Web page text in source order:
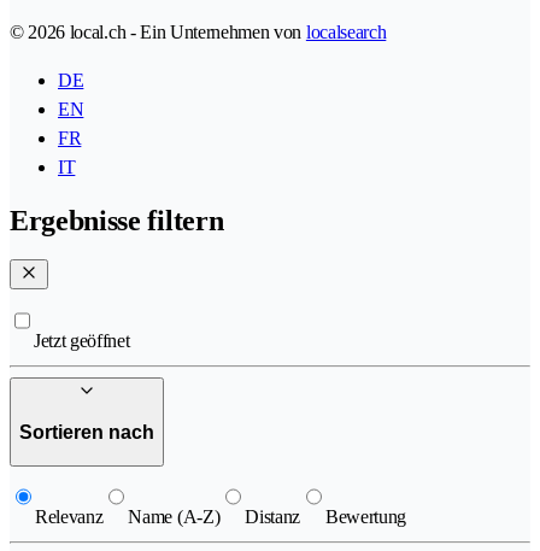
© 2026 local.ch - Ein Unternehmen von localsearch
DE
EN
FR
IT
Ergebnisse filtern
Jetzt geöffnet
Sortieren nach
Relevanz Name (A-Z) Distanz Bewertung